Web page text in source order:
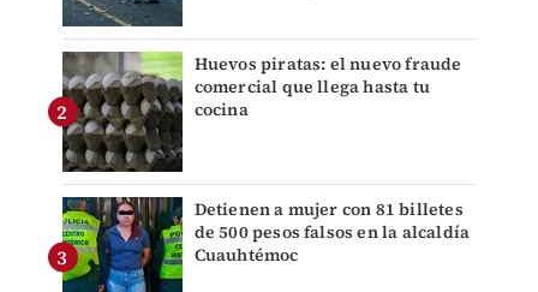
Huevos piratas: el nuevo fraude
comercial que llega hasta tu
cocina
Detienen a mujer con 81 billetes
de 500 pesos falsos en la alcaldía
Cuauhtémoc